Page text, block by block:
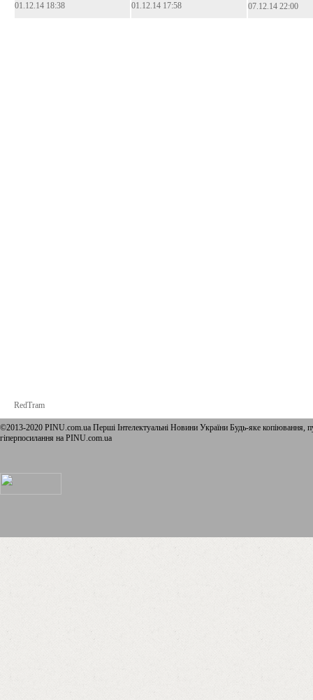
01.12.14 18:38 01.12.14 17:58 07.12.14 22:00
RedTram
©2013-2020 PINU.com.ua Перші Інтелектуальні Новини України Будь-яке копiювання,
гіперпосилання на PINU.com.ua